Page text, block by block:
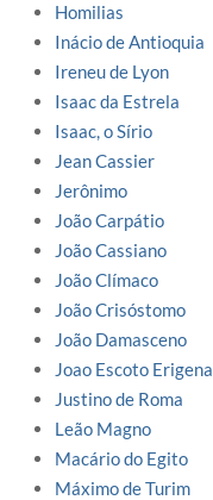
Homilias
Inácio de Antioquia
Ireneu de Lyon
Isaac da Estrela
Isaac, o Sírio
Jean Cassier
Jerônimo
João Carpátio
João Cassiano
João Clímaco
João Crisóstomo
João Damasceno
Joao Escoto Erigena
Justino de Roma
Leão Magno
Macário do Egito
Máximo de Turim